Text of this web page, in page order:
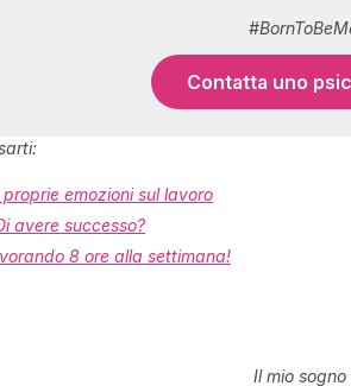
Contatta uno
emozioni sul lavoro
avere successo?
8 ore alla settimana!
Il mio